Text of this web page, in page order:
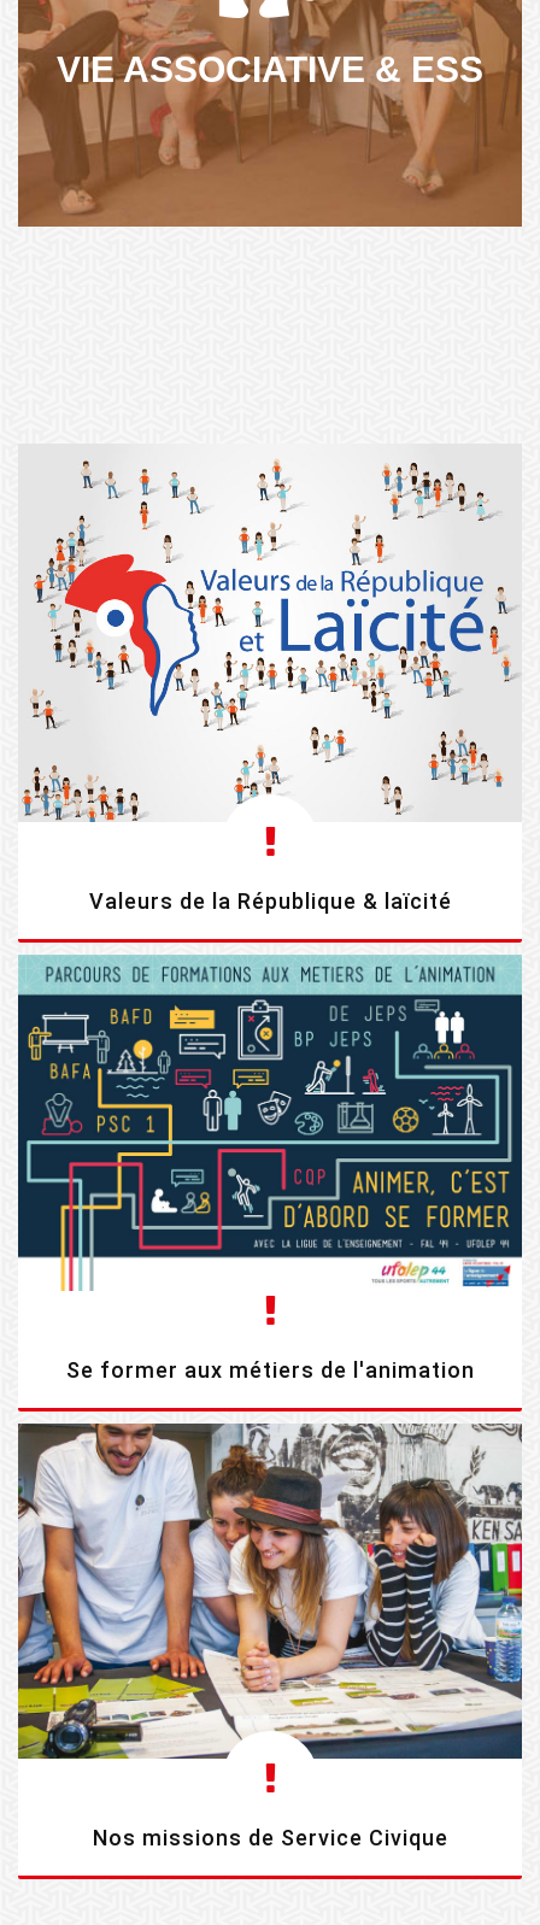
VIE ASSOCIATIVE & ESS
projets que sur la gestion associative...
NOS ACTIONS
Valeurs de la République & laïcité
EN SAVOIR PLUS
Se former aux métiers de l'animation
EN SAVOIR PLUS
Nos missions de Service Civique